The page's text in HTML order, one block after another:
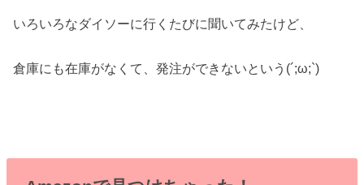
いろいろなダイソーに行くたびに聞いてみたけど、
倉庫にも在庫がなくて、発注ができないという(´;ω;`)